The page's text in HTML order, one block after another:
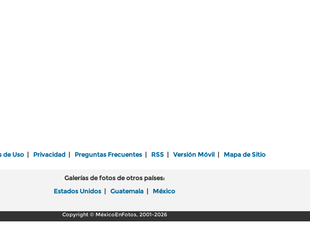
de Uso Privacidad Preguntas Frecuentes RSS Versión Móvil Mapa de Sitio
Galerías de fotos de otros países:
Estados Unidos
Guatemala México
Copyright © MéxicoEnFotos, 2001-2026